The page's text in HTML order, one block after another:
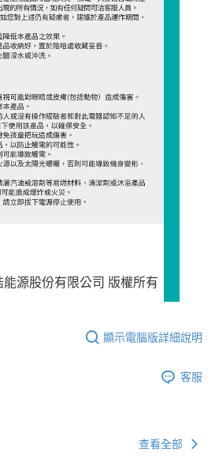
源股份有限公司 版權所有
顯示電腦版詳細說明
客服
查看全部